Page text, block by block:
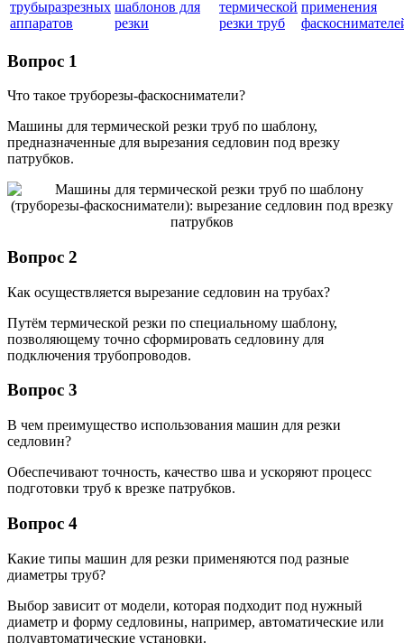
трубыразрезных
аппаратов
шаблонов для
резки
термической
резки труб
применения
Вопрос 1
Что такое труборезы-фаскосниматели?
Машины для термической резки труб по шаблону,
предназначенные для вырезания седловин под врезку
патрубков.
Вопрос 2
Как осуществляется вырезание седловин на трубах?
Путём термической резки по специальному шаблону,
позволяющему точно сформировать седловину для
подключения трубопроводов.
Вопрос 3
В чем преимущество использования машин для резки
седловин?
Обеспечивают точность, качество шва и ускоряют процесс
подготовки труб к врезке патрубков.
Вопрос 4
Какие типы машин для резки применяются под разные
диаметры труб?
Выбор зависит от модели, которая подходит под нужный
диаметр и форму седловины, например, автоматические или
полуавтоматические установки.